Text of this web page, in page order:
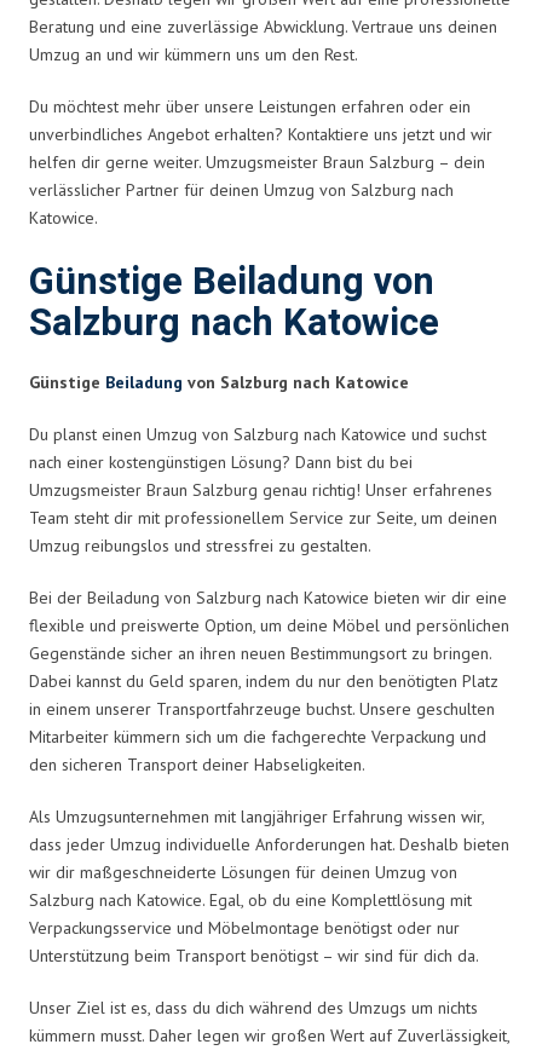
Beratung und eine zuverlässige Abwicklung. Vertraue uns deinen
Umzug an und wir kümmern uns um den Rest.
Du möchtest mehr über unsere Leistungen erfahren oder ein
unverbindliches Angebot erhalten? Kontaktiere uns jetzt und wir
helfen dir gerne weiter. Umzugsmeister Braun Salzburg – dein
verlässlicher Partner für deinen Umzug von Salzburg nach
Katowice.
Günstige Beiladung von
Salzburg nach Katowice
Günstige Beiladung von Salzburg nach Katowice
Du planst einen Umzug von Salzburg nach Katowice und suchst
nach einer kostengünstigen Lösung? Dann bist du bei
Umzugsmeister Braun Salzburg genau richtig! Unser erfahrenes
Team steht dir mit professionellem Service zur Seite, um deinen
Umzug reibungslos und stressfrei zu gestalten.
Bei der Beiladung von Salzburg nach Katowice bieten wir dir eine
flexible und preiswerte Option, um deine Möbel und persönlichen
Gegenstände sicher an ihren neuen Bestimmungsort zu bringen.
Dabei kannst du Geld sparen, indem du nur den benötigten Platz
in einem unserer Transportfahrzeuge buchst. Unsere geschulten
Mitarbeiter kümmern sich um die fachgerechte Verpackung und
den sicheren Transport deiner Habseligkeiten.
Als Umzugsunternehmen mit langjähriger Erfahrung wissen wir,
dass jeder Umzug individuelle Anforderungen hat. Deshalb bieten
wir dir maßgeschneiderte Lösungen für deinen Umzug von
Salzburg nach Katowice. Egal, ob du eine Komplettlösung mit
Verpackungsservice und Möbelmontage benötigst oder nur
Unterstützung beim Transport benötigst – wir sind für dich da.
Unser Ziel ist es, dass du dich während des Umzugs um nichts
kümmern musst. Daher legen wir großen Wert auf Zuverlässigkeit,